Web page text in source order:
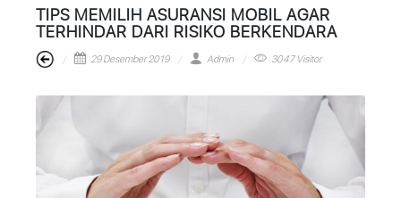
TIPS MEMILIH ASURANSI MOBIL AGAR
TERHINDAR DARI RISIKO BERKENDARA
29 Desember 2019 Admin 3047 Visitor